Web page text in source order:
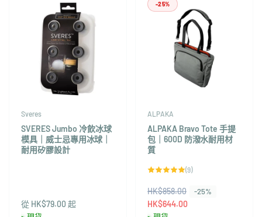
Sveres
SVERES Jumbo 冷飲冰球
模具｜威士忌專用冰球｜
耐用矽膠設計
從 HK$79.00 起
-25%
ALPAKA
ALPAKA Bravo Tote 手提
包｜600D 防潑水耐用材
質
(9)9
總
HK$858.00 -25%
售
價
HK$644.00